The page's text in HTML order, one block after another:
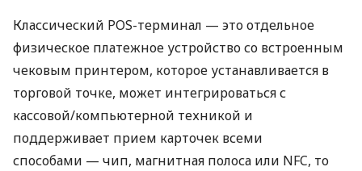
Классический POS-терминал — это отдельное
физическое платежное устройство со встроенным
чековым принтером, которое устанавливается в
торговой точке, может интегрироваться с
кассовой/компьютерной техникой и
поддерживает прием карточек всеми
способами — чип, магнитная полоса или NFC, то